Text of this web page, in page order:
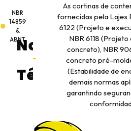
NBR
14859
&
ABNTNormas
Técnicas
As cortinas de
fornecidas pela Lajes
6122 (Projeto e
NBR 6118
concreto), NBR
concreto pré-
(Estabilidade de
demais normas
garantindo